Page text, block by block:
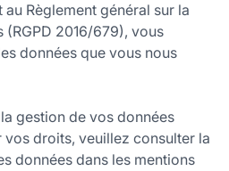
Règlement général sur la
2016/679), vous
données que vous nous
gestion de vos données
droits, veuillez consulter la
données dans les mentions